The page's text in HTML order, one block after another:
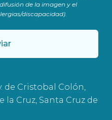
de la imagen y el
discapacidad).
de Cristobal Colón,
la Cruz, Santa Cruz de